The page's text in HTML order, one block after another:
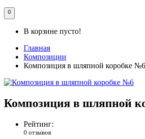
0
В корзине пусто!
Главная
Композиции
Композиция в шляпной коробке №6
Композиция в шляпной
Рейтинг:
0 отзывов